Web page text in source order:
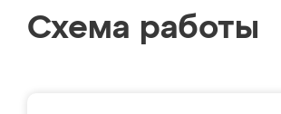
Схема работы